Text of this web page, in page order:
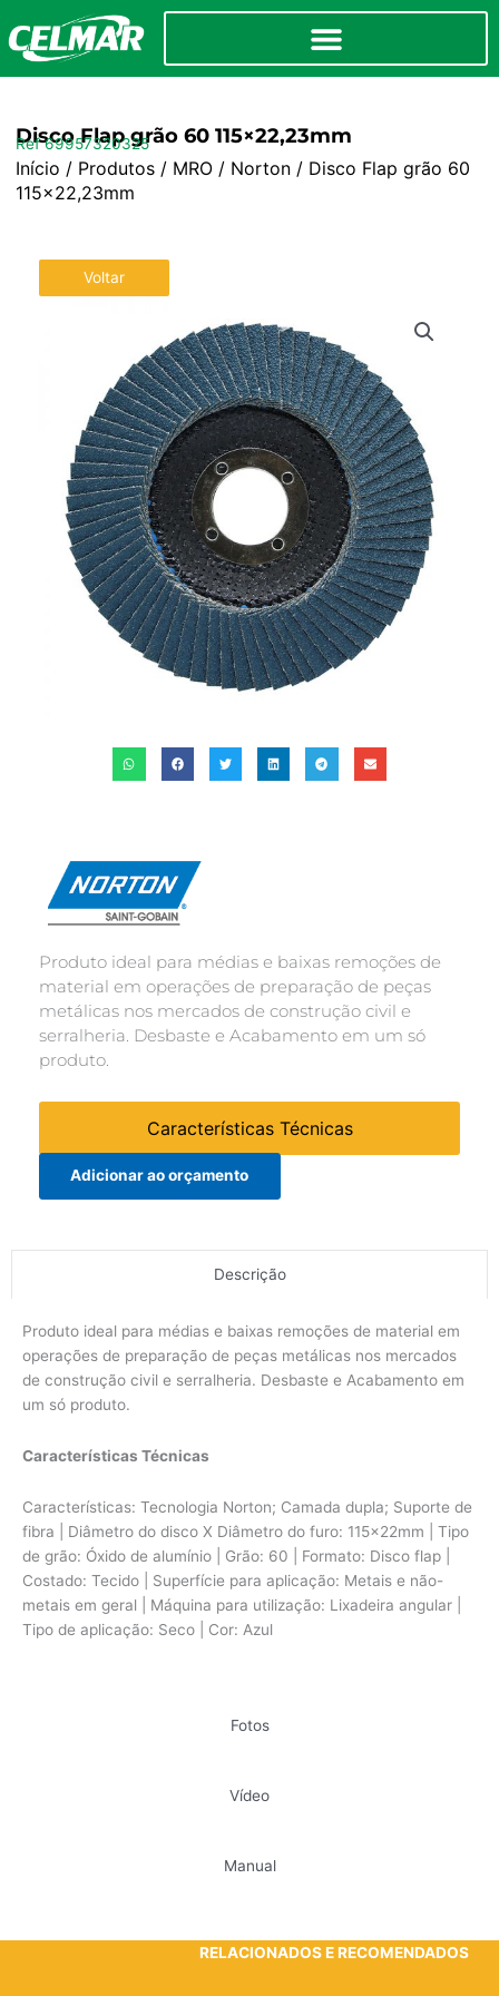
Disco Flap grão 60 115×22,23mm
Ref 69957320325
Início / Produtos/ MRO/ Norton/ Disco Flap grão 60
115×22,23mm
Voltar
Produto ideal para médias e baixas remoções de
material em operações de preparação de peças
metálicas nos mercados de construção civil e
serralheria. Desbaste e Acabamento em um só
produto.
Características Técnicas
Adicionar ao orçamento
Descrição
Fotos
Vídeo
Manual
Produto ideal para médias e baixas remoções de material em
operações de preparação de peças metálicas nos mercados
de construção civil e serralheria. Desbaste e Acabamento em
um só produto.
Características Técnicas
Características: Tecnologia Norton; Camada dupla; Suporte de
fibra | Diâmetro do disco X Diâmetro do furo: 115x22mm | Tipo
de grão: Óxido de alumínio | Grão: 60 | Formato: Disco flap |
Costado: Tecido | Superfície para aplicação: Metais e não-
metais em geral | Máquina para utilização: Lixadeira angular |
Tipo de aplicação: Seco | Cor: Azul
RELACIONADOS E RECOMENDADOS